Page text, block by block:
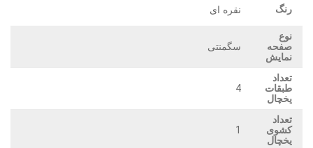
رنگ نقره ای
نوع
صفحه
نمایش
سگمنتی
تعداد
طبقات
یخچال
4
تعداد
کشوی
یخچال
1